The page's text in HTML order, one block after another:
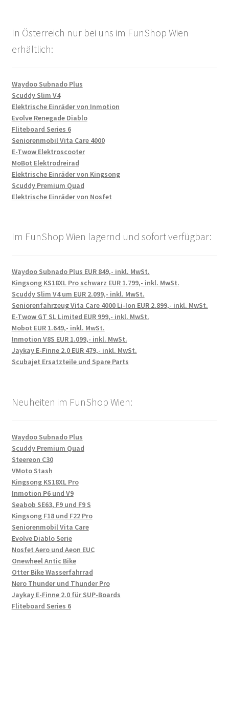
In Österreich nur bei uns im FunShop Wien
erhältlich:
Waydoo Subnado Plus
Scuddy Slim V4
Elektrische Einräder von Inmotion
Evolve Renegade Diablo
Fliteboard Series 6
Seniorenmobil Vita Care 4000
E-Twow Elektroscooter
MoBot Elektrodreirad
Elektrische Einräder von Kingsong
Scuddy Premium Quad
Elektrische Einräder von Nosfet
Im FunShop Wien lagernd und sofort verfügbar:
Waydoo Subnado Plus EUR 849,- inkl. MwSt.
Kingsong KS18XL Pro schwarz EUR 1.799,- inkl. MwSt.
Scuddy Slim V4 um EUR 2.099,- inkl. MwSt.
Seniorenfahrzeug Vita Care 4000 Li-Ion EUR 2.899,- inkl. MwSt.
E-Twow GT SL Limited EUR 999,- inkl. MwSt.
Mobot EUR 1.649,- inkl. MwSt.
Inmotion V8S EUR 1.099,- inkl. MwSt.
Jaykay E-Finne 2.0 EUR 479,- inkl. MwSt.
Scubajet Ersatzteile und Spare Parts
Neuheiten im FunShop Wien:
Waydoo Subnado Plus
Scuddy Premium Quad
Steereon C30
VMoto Stash
Kingsong KS18XL Pro
Inmotion P6 und V9
Seabob SE63, F9 und F9 S
Kingsong F18 und F22 Pro
Seniorenmobil Vita Care
Evolve Diablo Serie
Nosfet Aero und Aeon EUC
Onewheel Antic Bike
Otter Bike Wasserfahrrad
Nero Thunder und Thunder Pro
Jaykay E-Finne 2.0 für SUP-Boards
Fliteboard Series 6